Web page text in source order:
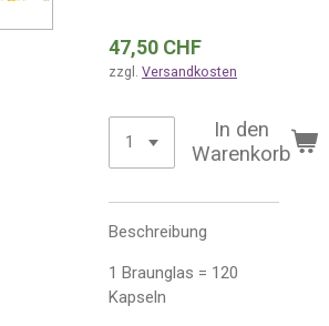
47,50 CHF
zzgl. Versandkosten
In den
Warenkorb
Beschreibung
1 Braunglas = 120
Kapseln